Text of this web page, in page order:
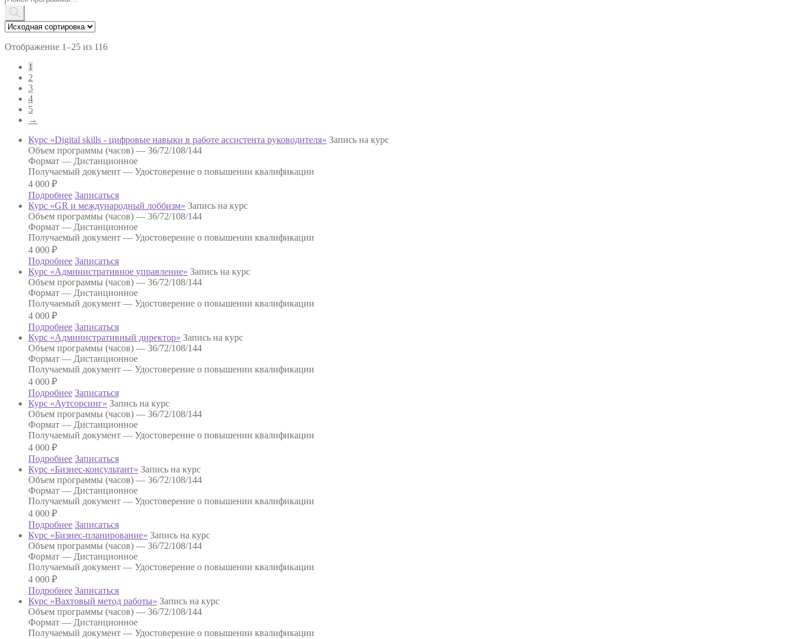
товаров
Отображение 1–25 из 116
1
2
3
4
5
→
Курс «Digital skills - цифровые навыки в работе ассистента руководителя» Запись на курс
Объем программы (часов) — 36/72/108/144
Формат — Дистанционное
Получаемый документ — Удостоверение о повышении квалификации
4 000 ₽
Подробнее Записаться
Курс «GR и международный лоббизм» Запись на курс
Объем программы (часов) — 36/72/108/144
Формат — Дистанционное
Получаемый документ — Удостоверение о повышении квалификации
4 000 ₽
Подробнее Записаться
Курс «Административное управление» Запись на курс
Объем программы (часов) — 36/72/108/144
Формат — Дистанционное
Получаемый документ — Удостоверение о повышении квалификации
4 000 ₽
Подробнее Записаться
Курс «Административный директор» Запись на курс
Объем программы (часов) — 36/72/108/144
Формат — Дистанционное
Получаемый документ — Удостоверение о повышении квалификации
4 000 ₽
Подробнее Записаться
Курс «Аутсорсинг» Запись на курс
Объем программы (часов) — 36/72/108/144
Формат — Дистанционное
Получаемый документ — Удостоверение о повышении квалификации
4 000 ₽
Подробнее Записаться
Курс «Бизнес-консультант» Запись на курс
Объем программы (часов) — 36/72/108/144
Формат — Дистанционное
Получаемый документ — Удостоверение о повышении квалификации
4 000 ₽
Подробнее Записаться
Курс «Бизнес-планирование» Запись на курс
Объем программы (часов) — 36/72/108/144
Формат — Дистанционное
Получаемый документ — Удостоверение о повышении квалификации
4 000 ₽
Подробнее Записаться
Курс «Вахтовый метод работы» Запись на курс
Объем программы (часов) — 36/72/108/144
Формат — Дистанционное
Получаемый документ — Удостоверение о повышении квалификации